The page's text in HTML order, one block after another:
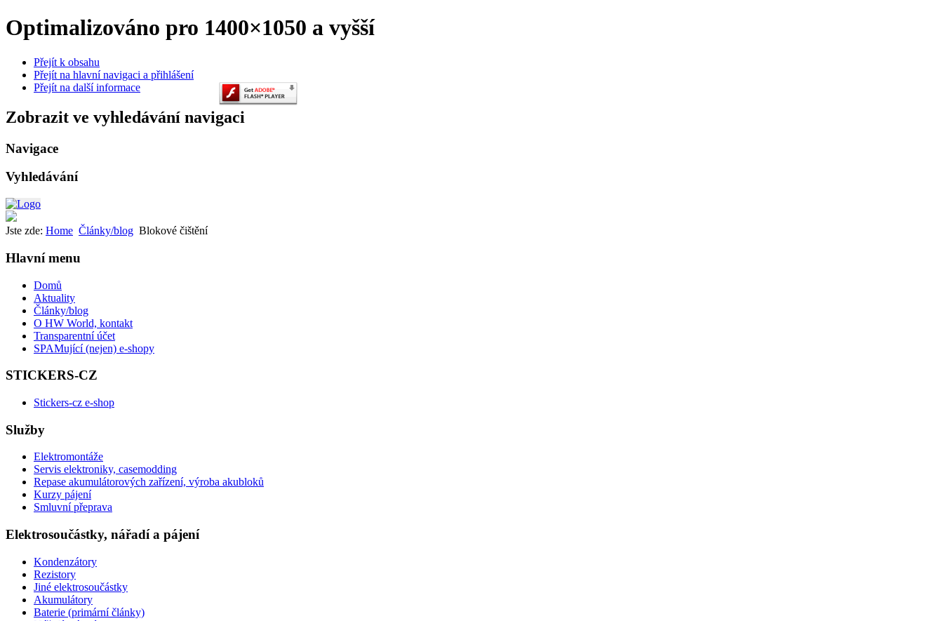
Optimalizováno pro 1400×1050 a vyšší
Přejít k obsahu
Přejít na hlavní navigaci a přihlášení
Přejít na další informace
Zobrazit ve vyhledávání navigaci
Navigace
Vyhledávání
Jste zde: Home Články/blog Blokové čištění
Hlavní menu
Domů
Aktuality
Články/blog
O HW World, kontakt
Transparentní účet
SPAMující (nejen) e-shopy
STICKERS-CZ
Stickers-cz e-shop
Služby
Elektromontáže
Servis elektroniky, casemodding
Repase akumulátorových zařízení, výroba akubloků
Kurzy pájení
Smluvní přeprava
Elektrosoučástky, nářadí a pájení
Kondenzátory
Rezistory
Jiné elektrosoučástky
Akumulátory
Baterie (primární články)